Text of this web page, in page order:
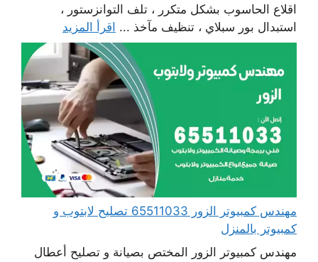
اقلاع الحاسوب بشكل متكرر ، تلف التوانزستور ،
استبدال بور سبلاي ، تنظيف مآخذ ... اقرأ المزيد
مهندس كمبيوتر الزور 65511033 تصليح لابتوب و
كمبيوتر بالمنزل
مهندس كمبيوتر الزور المختص بصيانة و تصليح أعطال